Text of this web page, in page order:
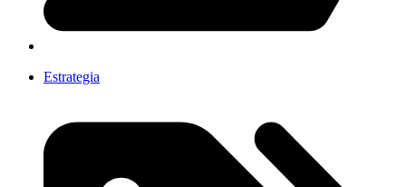
Estrategia